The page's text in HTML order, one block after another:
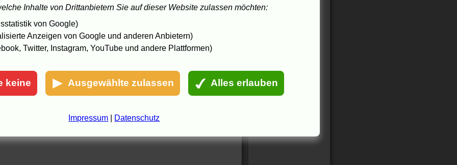
Inhalte von Drittanbietern Sie auf dieser Website zulassen möchten:
von Google)
Anzeigen von Google und anderen Anbietern)
Twitter, Instagram, YouTube und andere Plattformen)
keine Ausgewählte zulassen Alles erlauben
Impressum Datenschutz